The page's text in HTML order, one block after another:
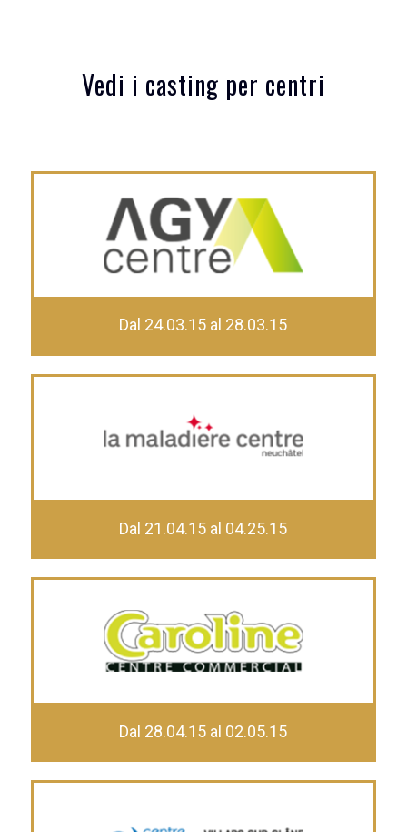
Vedi i casting per centri
Dal 24.03.15 al 28.03.15
Dal 21.04.15 al 04.25.15
Dal 28.04.15 al 02.05.15